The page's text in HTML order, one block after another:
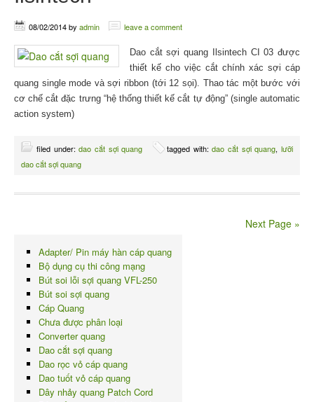
08/02/2014by admin leave a comment
Dao cắt sợi quang Ilsintech CI 03 được
thiết kế cho việc cắt chính xác sợi cáp
quang single mode và sợi ribbon (tới 12 sọi). Thao tác một bước với
cơ chế cắt đặc trưng “hệ thống thiết kế cắt tự động” (single automatic
action system)
filed under:dao cắt sợi quang tagged with:dao cắt sợi quang,lưỡi
dao cắt sợi quang
Next Page »
Adapter/ Pin máy hàn cáp quang
Bộ dụng cụ thi công mạng
Bút soi lỗi sợi quang VFL-250
Bút soi sợi quang
Cáp Quang
Chưa được phân loại
Converter quang
Dao cắt sợi quang
Dao rọc vỏ cáp quang
Dao tuốt vỏ cáp quang
Dây nhảy quang Patch Cord